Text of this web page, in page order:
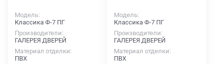
Модель
Классика Ф-7 ПГ
Производители
ГАЛЕРЕЯ ДВЕРЕЙ
Материал отделки
ПВХ
Модель
Классика Ф-7 ПГ
Производители
ГАЛЕРЕЯ ДВЕРЕЙ
Материал отделки
ПВХ